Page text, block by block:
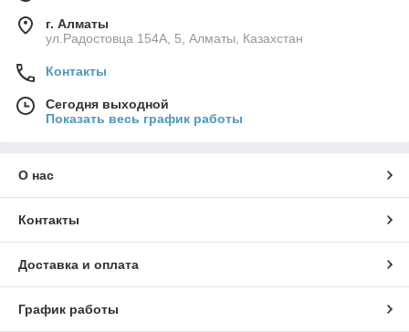
г. Алматы
ул.Радостовца 154А, 5, Алматы, Казахстан
Контакты
Сегодня выходной
Показать весь график работы
О нас
Контакты
Доставка и оплата
График работы